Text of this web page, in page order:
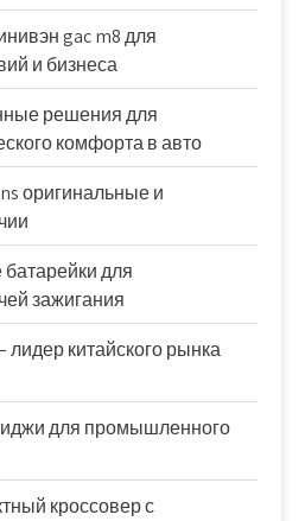
gac m8 для
и бизнеса
решения для
комфорта в авто
оригинальные и
для
зажигания
лидер китайского рынка
для промышленного
кроссовер с